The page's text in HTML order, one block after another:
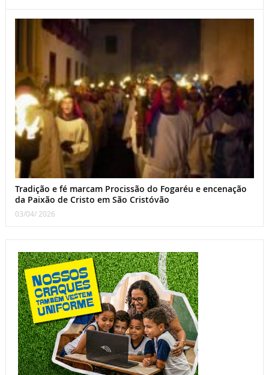
Tradição e fé marcam Procissão do Fogaréu e encenação
da Paixão de Cristo em São Cristóvão
03/04/ 2026